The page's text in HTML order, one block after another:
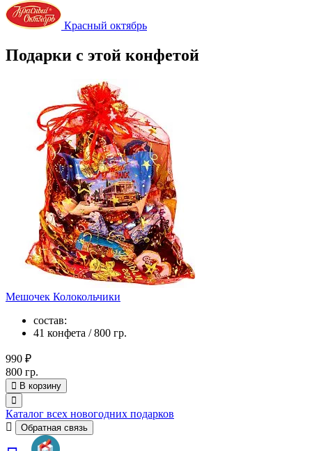
Красный октябрь
Подарки с этой конфетой
Мешочек Колокольчики
состав:
41 конфета / 800 гр.
990 ₽
800 гр.
В корзину
Каталог всех новогодних подарков
Обратная связь